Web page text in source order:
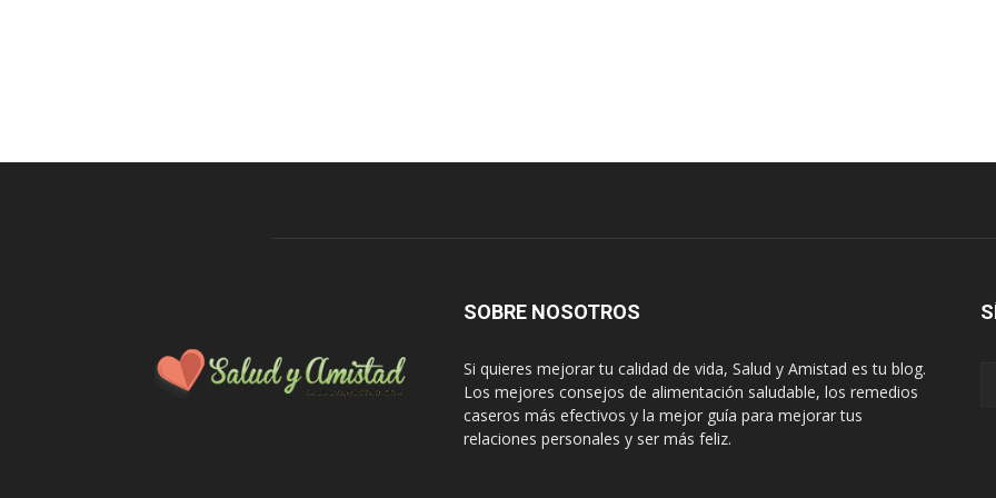
SOBRE NOSOTROS
Si quieres mejorar tu calidad de vida, Salud y Amistad es tu blog.
Los mejores consejos de alimentación saludable, los remedios
caseros más efectivos y la mejor guía para mejorar tus
relaciones personales y ser más feliz.